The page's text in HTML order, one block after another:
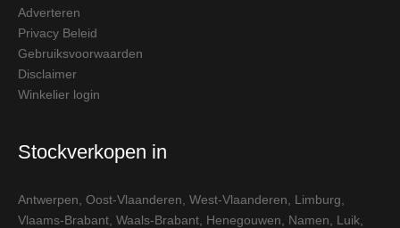
Adverteren
Privacy Beleid
Gebruiksvoorwaarden
Disclaimer
Winkelier login
Stockverkopen in
Antwerpen Oost-Vlaanderen West-Vlaanderen Limburg
Vlaams-Brabant Waals-Brabant Henegouwen Namen Luik